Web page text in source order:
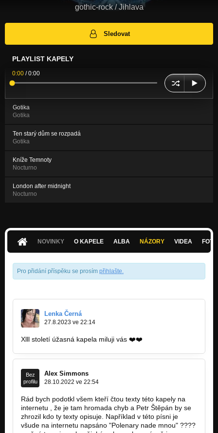
gothic-rock / Jihlava
Sledovat
PLAYLIST KAPELY
0:00 /0:00
Gotika
Gotika
Ten starý dům se rozpadá
Gotika
Kníže Temnoty
Nocturno
London after midnight
Nocturno
NOVINKY O KAPELE ALBA NÁZORY VIDEA
Pro přidání příspěku se prosím přihlašte.
Lenka Černá
27.8.2023 ve 22:14
Xlll století úžasná kapela miluji vás ❤️❤️
Bez
profilu
Alex Simmons
28.10.2022 ve 22:54
Rád bych podotkl všem kteří čtou texty této kapely na
internetu , že je tam hromada chyb a Petr Štěpán by se
zhrozil kdo ty texty opisuje. Například v této písni je
všude na internetu napsáno "Polenary nade mnou" ????